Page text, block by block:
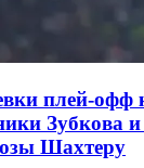
плей-
Зубкова
Шахтеру